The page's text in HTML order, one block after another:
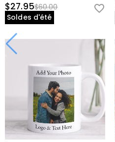
$27.95$60.00
Soldes d'été